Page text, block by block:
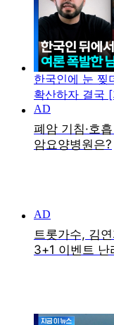
한국인에 눈 찢
확산하자 결국